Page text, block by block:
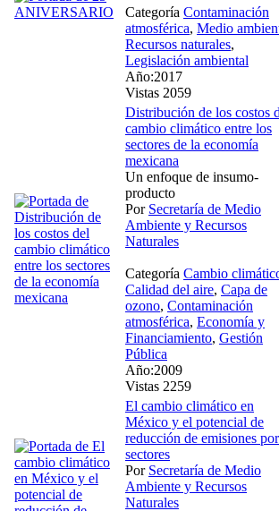
Categoría Contaminación
atmosférica, Medio
Recursos naturales,
Legislación ambiental
Año:2017
Vistas 2059
Distribución de los costos
cambio climático entre los
sectores de la economía
mexicana
Un enfoque de insumo-
producto
Por Secretaría de Medio
Ambiente y Recursos
Naturales
Categoría Cambio
Calidad del aire, Capa de
ozono, Contaminación
atmosférica, Economía y
Financiamiento, Gestión
Pública
Año:2009
Vistas 2259
El cambio climático en
México y el potencial de
reducción de emisiones por
sectores
Por Secretaría de Medio
Ambiente y Recursos
Naturales